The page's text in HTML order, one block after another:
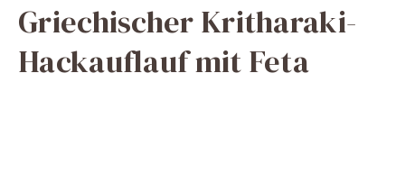
Griechischer Kritharaki-
Hackauflauf mit Feta